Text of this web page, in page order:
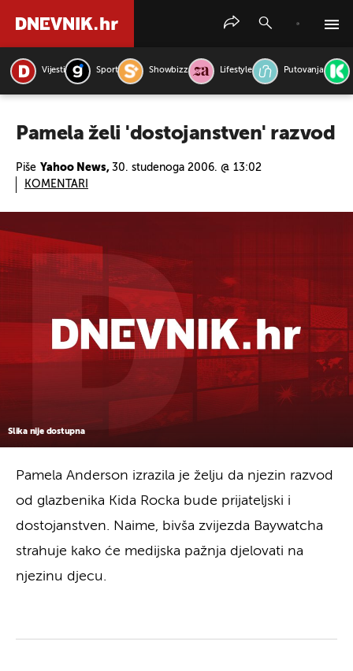
Vijesti Sport Showbizz Lifestyle Putovanja
Pamela želi 'dostojanstven' razvod
Piše Yahoo News, 30. studenoga 2006. @ 13:02
KOMENTARI
Slika nije dostupna
Pamela Anderson izrazila je želju da njezin razvod
od glazbenika Kida Rocka bude prijateljski i
dostojanstven. Naime, bivša zvijezda Baywatcha
strahuje kako će medijska pažnja djelovati na
njezinu djecu.
PRETRAŽITE VIJESTI